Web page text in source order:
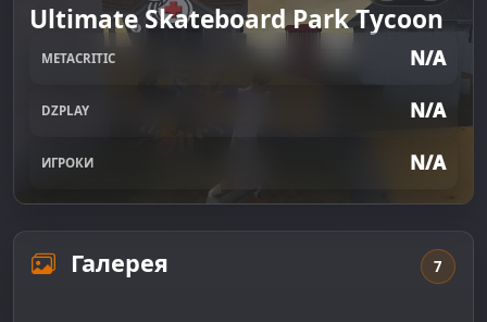
Ultimate Skateboard Park Tycoon
METACRITIC N/A
DZPLAY N/A
ИГРОКИ N/A
Галерея 7